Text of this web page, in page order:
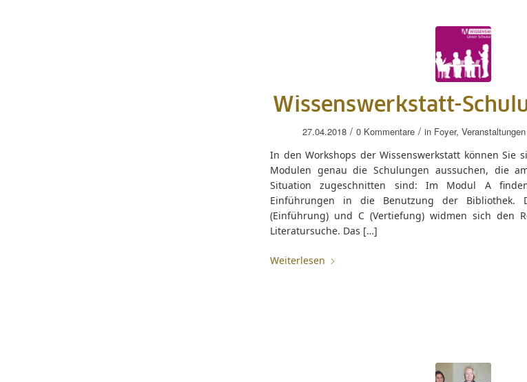
Wissenswerkstatt-
27.04.2018 / 0 Kommentare / in Foyer, Veranstaltungen
In den Workshops der Wissenswerkstatt können Sie
Modulen genau die Schulungen aussuchen, die
Situation zugeschnitten sind: Im Modul A
Einführungen in die Benutzung der Bibliothek.
(Einführung) und C (Vertiefung) widmen sich den
Literatursuche. Das […]
Weiterlesen